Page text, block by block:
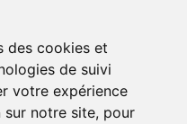
des cookies et
de suivi
votre expérience
notre site, pour